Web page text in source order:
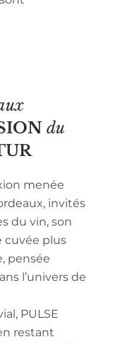
du
menée
invités
du vin, son
cuvée plus
pensée
l’univers de
PULSE
restant